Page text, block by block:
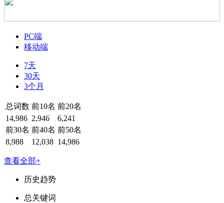
PC端
移动端
7天
30天
3个月
总词数 前10名 前20名
14,986 2,946
6,241
前30名 前40名 前50名
8,988
12,038 14,986
查看全部+
历史趋势
总关键词